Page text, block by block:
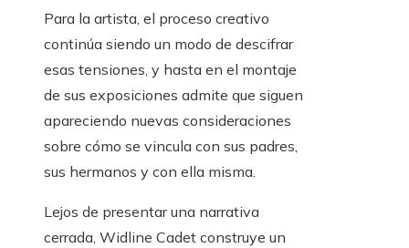
Para la artista, el proceso creativo
continúa siendo un modo de descifrar
esas tensiones, y hasta en el montaje
de sus exposiciones admite que siguen
apareciendo nuevas consideraciones
sobre cómo se vincula con sus padres,
sus hermanos y con ella misma.
Lejos de presentar una narrativa
cerrada, Widline Cadet construye un